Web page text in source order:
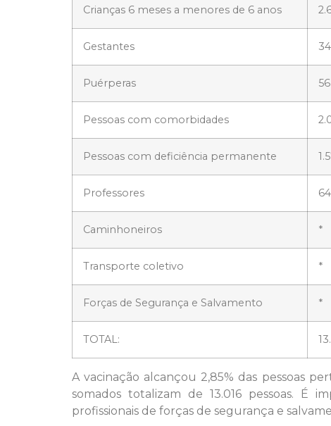
Crianças 6 meses a menores de 6 anos
Gestantes
Puérperas 56
Pessoas com comorbidades
Pessoas com deficiência permanente
Professores
Caminhoneiros *
Transporte coletivo *
Forças de Segurança e Salvamento *
TOTAL:
A vacinação alcançou 2,85% das pessoas
somados totalizam de 13.016 pessoas. É
profissionais de forças de segurança e